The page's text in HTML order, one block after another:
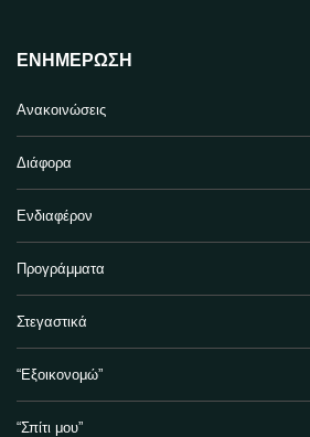
ΕΝΗΜΈΡΩΣΗ
Ανακοινώσεις
Διάφορα
Ενδιαφέρον
Προγράμματα
Στεγαστικά
“Εξοικονομώ”
“Σπίτι μου”